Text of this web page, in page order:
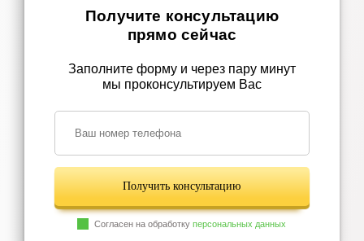
Получите консультацию
прямо сейчас
Заполните форму и через пару минут
мы проконсультируем Вас
Получить консультацию
Согласен на обработкуперсональных данных